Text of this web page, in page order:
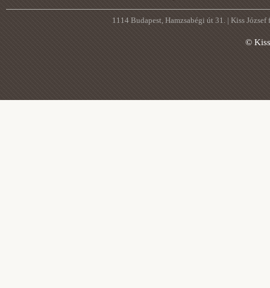
1114 Budapest, Hamzsabégi út 31. | Kiss
©